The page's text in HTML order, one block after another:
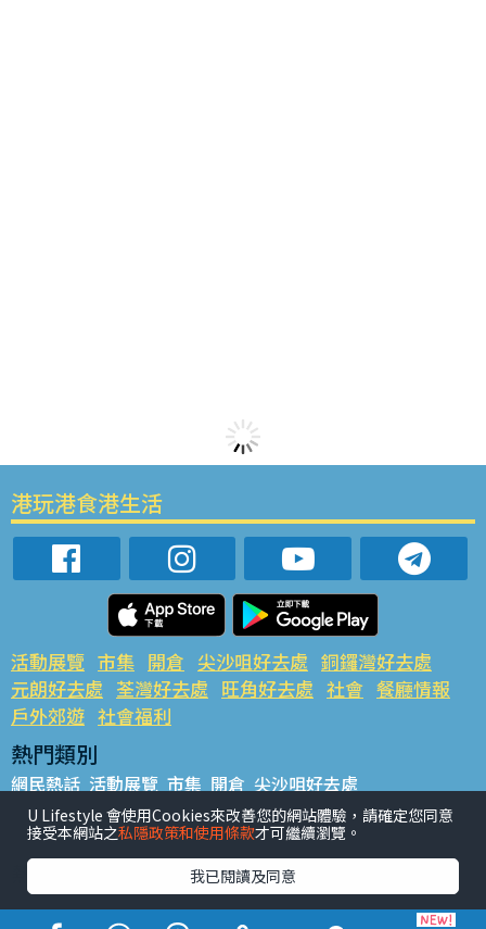
港玩港食港生活
活動展覽 市集 開倉 尖沙咀好去處 銅鑼灣好去處
元朗好去處 荃灣好去處 旺角好去處 社會 餐廳情報
戶外郊遊 社會福利
熱門類別
網民熱話 活動展覽 市集 開倉 尖沙咀好去處
銅鑼灣好去處 元朗好去處 荃灣好去處 旺角好去處 社會
餐廳情報 戶外郊遊
熱門標籤
#UGO搵好去處 #人氣活動推介 #美食社群熱話
U Lifestyle 會使用Cookies來改善您的網站體驗，請確定您同意
接受本網站之私隱政策和使用條款才可繼續瀏覽。
我已閱讀及同意